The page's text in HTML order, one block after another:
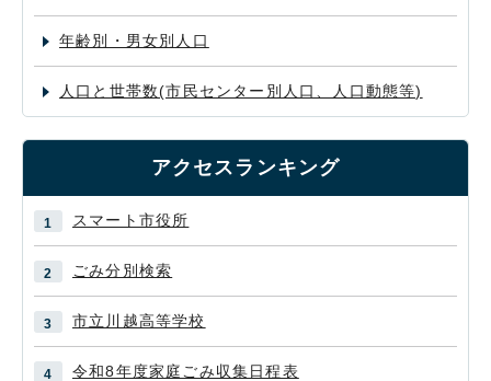
年齢別・男女別人口
人口と世帯数(市民センター別人口、人口動態等)
アクセスランキング
スマート市役所
ごみ分別検索
市立川越高等学校
令和8年度家庭ごみ収集日程表